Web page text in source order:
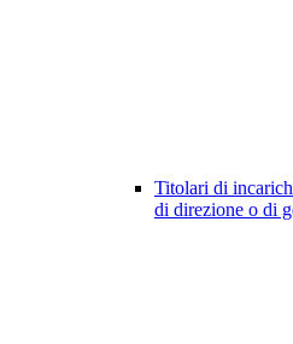
Titolari di
di direzione o di